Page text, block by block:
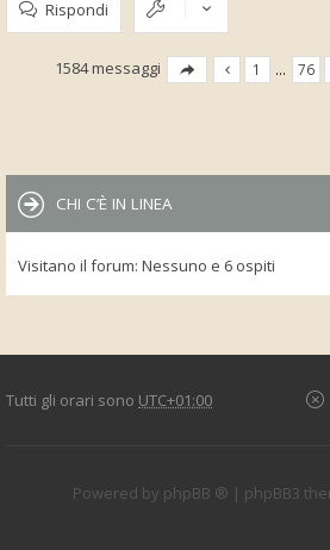
Rispondi
1584 messaggi 1 … 76
CHI C’È IN LINEA
Visitano il forum: Nessuno e 6 ospiti
Tutti gli orari sono UTC+01:00
Powered by phpBB ® | phpBB3